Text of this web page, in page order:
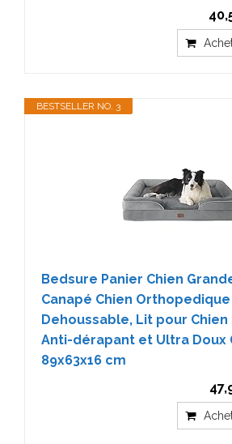
BESTSELLER NO. 3
Bedsure Panier Chien
Canapé Chien
Dehoussable, Lit pour Chien
Anti-dérapant et Ultra Doux
89x63x16 cm